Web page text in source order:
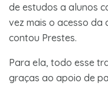
de estudos a alunos
vez mais o acesso da
contou Prestes.
Para ela, todo esse
graças ao apoio de